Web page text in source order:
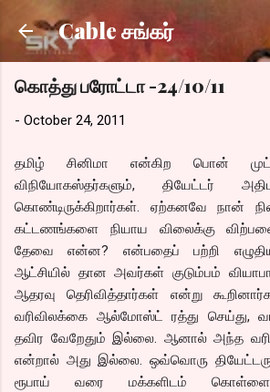
Skip to main content
Cable சங்கர்
கொத்து பரோட்டா -24/10/11
- October 24, 2011
தமிழ் சினிமா என்கிற பொன்
விநியோகஸ்தர்களும், தியேட்டர்
கொண்டிருக்கிறார்கள். ஏற்கனவே நான்
கட்டணங்களை நியாய விலைக்கு
தேவை என்ன? என்பதைப் பற்றி
ஆட்சியில் தான அவர்கள் குடும்பம்
ஆதரவு தெரிவித்தார்கள் என்று
வரிவிலக்கை ஆல்மோஸ்ட் ரத்து செய்து,
தவிர வேறேதும் இல்லை. ஆனால் அந்த வரி
என்றால் அது இல்லை. ஒவ்வொரு தியேட்டரும்
ரூபாய் வரை மக்களிடம்